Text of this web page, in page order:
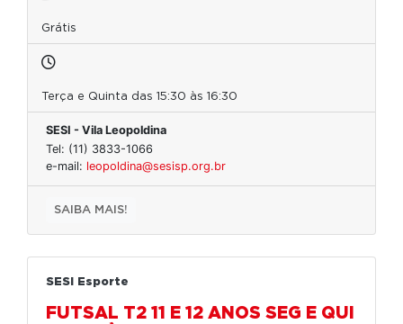
Grátis
Terça e Quinta das 15:30 às 16:30
SESI - Vila Leopoldina
Tel: (11) 3833-1066
e-mail: leopoldina@sesisp.org.br
SAIBA MAIS!
SESI Esporte
FUTSAL T2 11 E 12 ANOS SEG E QUI